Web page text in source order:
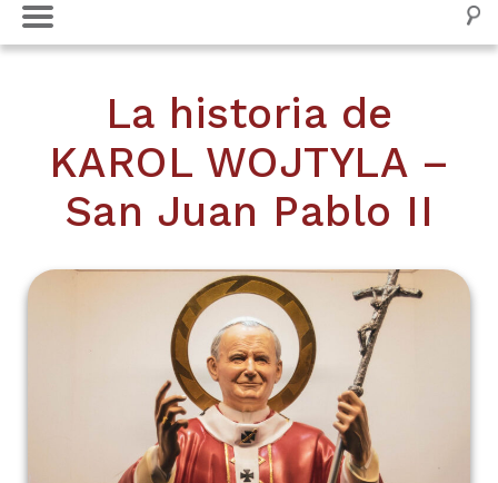
La historia de
KAROL WOJTYLA –
San Juan Pablo II